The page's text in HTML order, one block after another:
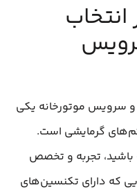
انتخاب
و سرویس موتورخانه یکی
گرمایشی است.
باشید، تجربه و تخصص
که دارای تکنسین‌های